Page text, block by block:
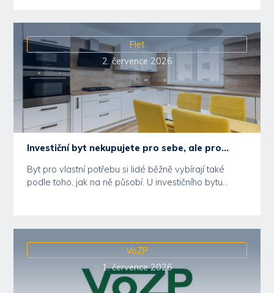
Flet
2. července 2026
Investiční byt nekupujete pro sebe, ale pro...
Byt pro vlastní potřebu si lidé běžně vybírají také
podle toho, jak na ně působí. U investičního bytu...
VoZP
1. července 2026